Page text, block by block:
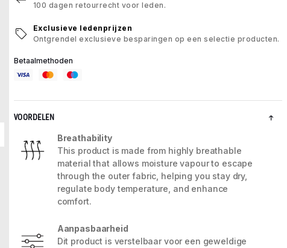
100 dagen retourrecht voor leden.
Exclusieve ledenprijzen
Ontgrendel exclusieve besparingen op een selectie producten.
Betaalmethoden
VOORDELEN
Breathability
This product is made from highly breathable
material that allows moisture vapour to escape
through the outer fabric, helping you stay dry,
regulate body temperature, and enhance
comfort.
Aanpasbaarheid
Dit product is verstelbaar voor een geweldige